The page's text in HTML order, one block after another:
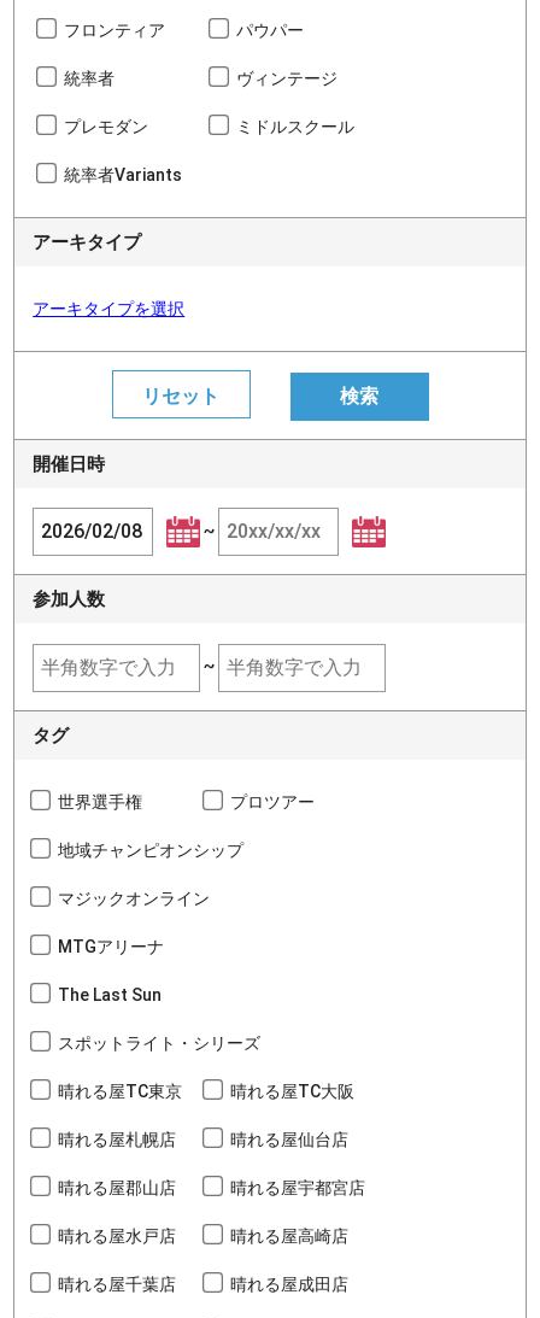
フロンティア パウパー
統率者 ヴィンテージ
プレモダン ミドルスクール
統率者Variants
アーキタイプ
アーキタイプを選択
開催日時
~
参加人数
~
タグ
世界選手権 プロツアー
地域チャンピオンシップ
マジックオンライン
MTGアリーナ
The Last Sun
スポットライト・シリーズ
晴れる屋TC東京 晴れる屋TC大阪
晴れる屋札幌店 晴れる屋仙台店
晴れる屋郡山店 晴れる屋宇都宮店
晴れる屋水戸店 晴れる屋高崎店
晴れる屋千葉店 晴れる屋成田店